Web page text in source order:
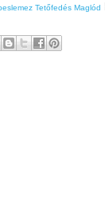
Tetőfedés Maglód